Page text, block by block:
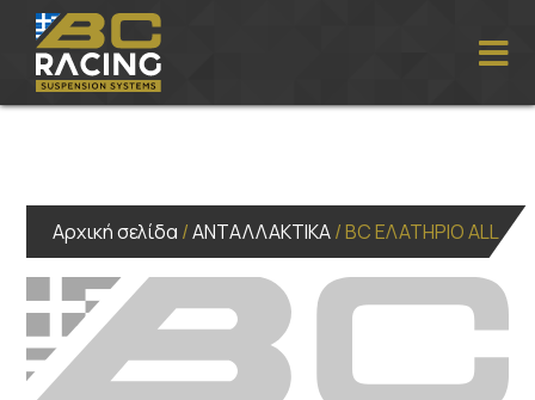
Αρχική σελίδα /ΑΝΤΑΛΛΑΚΤΙΚΑ/ BC ΕΛΑΤΗΡΙΟ ALL